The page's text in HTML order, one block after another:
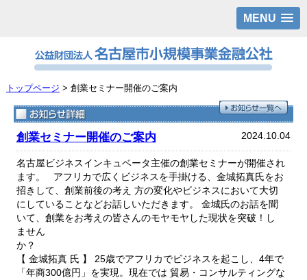
MENU
トップページ > 創業セミナー開催のご案内
創業セミナー開催のご案内 2024.10.04
名古屋ビジネスインキュベータ主催の創業セミナーが開催され
ます。
アフリカで広くビジネスを手掛ける、金城拓真氏をお
招きして、創業前後の考え 方の変化やビジネスにおいて大切
にしていることなどお話しいただきます。
金城氏のお話を聞
いて、創業をお考えの皆さんのモヤモヤした現状を突破！し
ません
か？
【 金城拓真 氏 】
25歳でアフリカでビジネスを起こし、4年で
「年商300億円」を実現。現在では 貿易・コンサルティングな